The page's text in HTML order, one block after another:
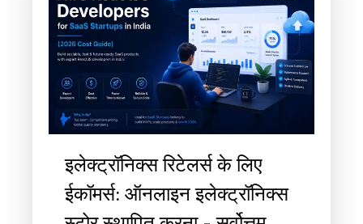
इलेक्ट्रॉनिक्स रिटेलर्स के लिए
ईकॉमर्स: ऑनलाइन इलेक्ट्रॉनिक्स